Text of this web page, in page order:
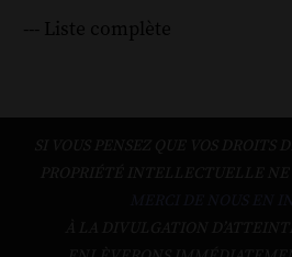
--- Liste complète